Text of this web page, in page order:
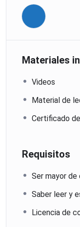
Materiales
Videos
Material de
Certificado
Requisitos
Ser mayor de
Saber leer y
Licencia de